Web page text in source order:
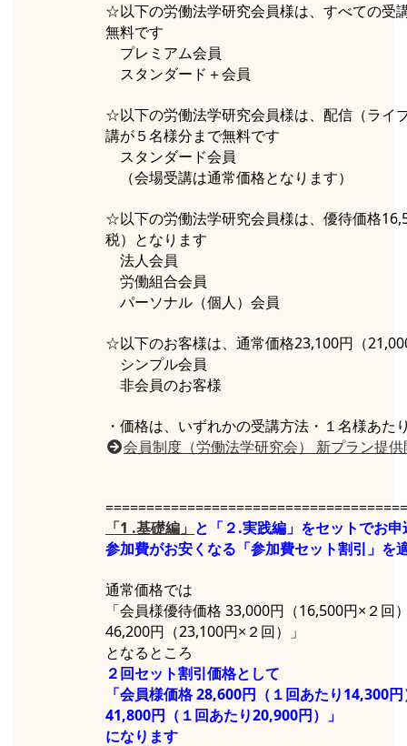
☆以下の労働法学研究会員様は、すべての受
無料です
プレミアム会員
スタンダード＋会員
☆以下の労働法学研究会員様は、配信（ライ
講が５名様分まで無料です
スタンダード会員
（会場受講は通常価格となります）
☆以下の労働法学研究会員様は、優待価格
税）となります
法人会員
労働組合会員
パーソナル（個人）会員
☆以下のお客様は、通常価格23,100円（
シンプル会員
非会員のお客様
・価格は、いずれかの受講方法・１名様あた
会員制度（労働法学研究会） 新プラン提
「1 .基礎編」 と「２.実践編」をセットでお
参加費がお安くなる「参加費セット割引」を
通常価格では
「会員様優待価格 33,000円（16,500円×２回
46,200円（23,100円×２回）」
となるところ
２回セット割引価格として
「会員様価格 28,600円（１回あたり14,300
41,800円（１回あたり20,900円）」
になります